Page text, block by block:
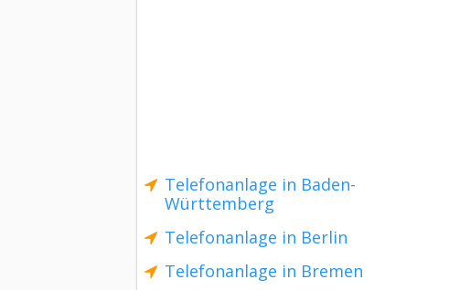
Telefonanlage in Baden-
Württemberg
Telefonanlage in Berlin
Telefonanlage in Bremen